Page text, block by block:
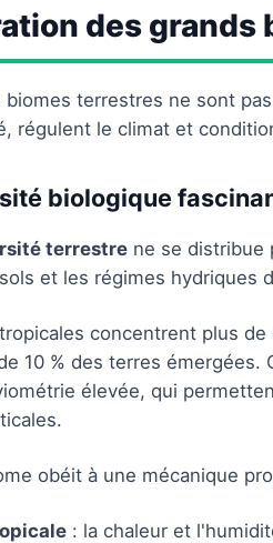
des
biomes terrestres ne sont
régulent le climat et
biologique
terrestre ne se distribue
et les régimes hydriques
concentrent plus
10 % des terres
élevée, qui
obéit à une mécanique
: la chaleur et